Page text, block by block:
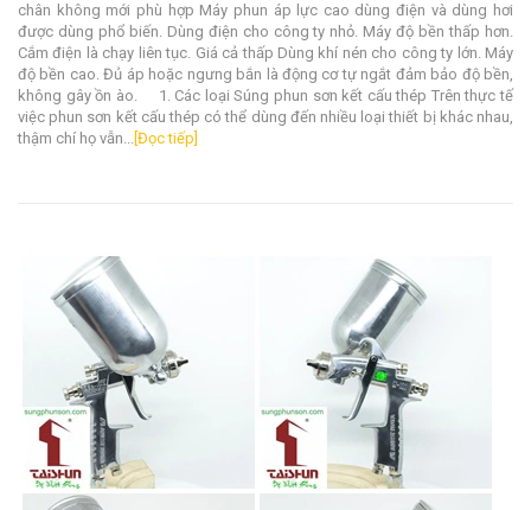
chân không mới phù hợp Máy phun áp lực cao dùng điện và dùng hơi
được dùng phổ biến. Dùng điện cho công ty nhỏ. Máy độ bền thấp hơn.
Cắm điện là chạy liên tục. Giá cả thấp Dùng khí nén cho công ty lớn. Máy
độ bền cao. Đủ áp hoặc ngưng bắn là động cơ tự ngắt đảm bảo độ bền,
không gây ồn ào. 1. Các loại Súng phun sơn kết cấu thép Trên thực tế
việc phun sơn kết cấu thép có thể dùng đến nhiều loại thiết bị khác nhau,
thậm chí họ vẫn... [Đọc tiếp]